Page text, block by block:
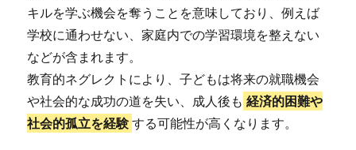
キルを学ぶ機会を奪うことを意味しており、例えば
学校に通わせない、家庭内での学習環境を整えない
などが含まれます。
教育的ネグレクトにより、子どもは将来の就職機会
や社会的な成功の道を失い、成人後も 経済的困難や
社会的孤立を経験 する可能性が高くなります。